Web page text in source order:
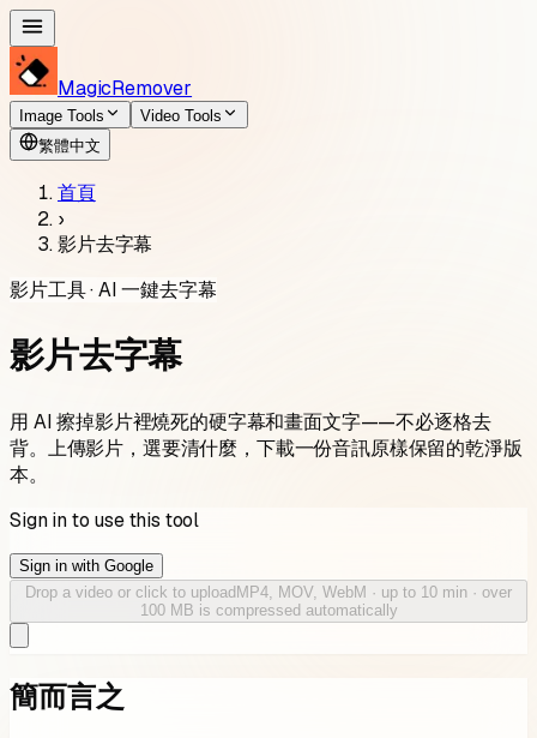
MagicRemover
Image Tools
Video Tools
繁體中文
首頁
›
影片去字幕
影片工具 · AI 一鍵去字幕
影片去字幕
用 AI 擦掉影片裡燒死的硬字幕和畫面文字——不必逐格去
背。上傳影片，選要清什麼，下載一份音訊原樣保留的乾淨版
本。
Sign in to use this tool
Sign in with Google
Drop a video or click to uploadMP4, MOV, WebM · up to 10 min · over
100MB is compressed automatically
簡而言之